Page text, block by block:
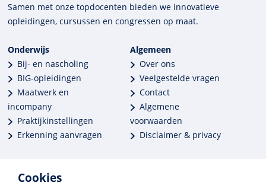
Cookies
Samen met onze top­docenten bieden we innova­tieve
opleidingen, cursussen en congres­sen op maat.
Onderwijs
Bij- en nascholing
BIG-opleidingen
Maatwerk en
incompany
Praktijkinstellingen
Erkenning aanvragen
Algemeen
Over ons
Veelgestelde vragen
Contact
Algemene
voorwaarden
Disclaimer & privacy